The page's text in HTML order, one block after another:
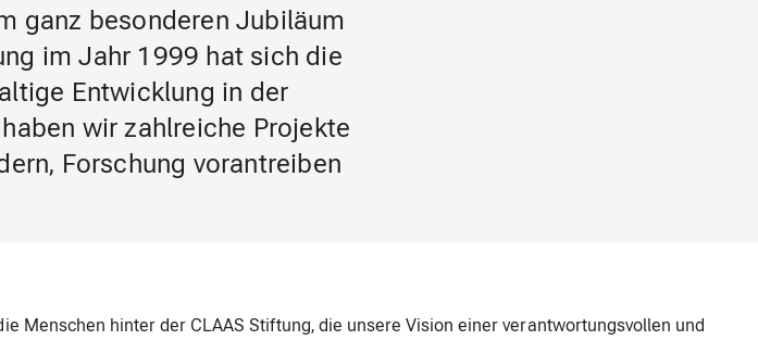
ganz besonderen Jubiläum
im Jahr 1999 hat sich die
Entwicklung in der
wir zahlreiche Projekte
Forschung vorantreiben
Menschen hinter der CLAAS Stiftung, die unsere Vision einer verantwortungsvollen und